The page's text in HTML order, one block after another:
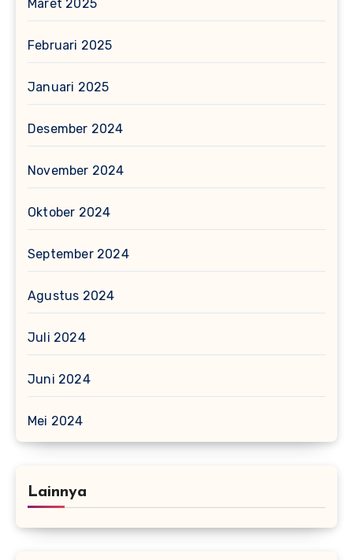
Maret 2025
Februari 2025
Januari 2025
Desember 2024
November 2024
Oktober 2024
September 2024
Agustus 2024
Juli 2024
Juni 2024
Mei 2024
Lainnya